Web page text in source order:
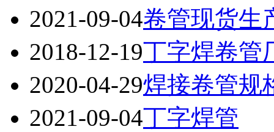
2021-09-04卷管现货生
2018-12-19丁字焊卷管
2020-04-29焊接卷管规
2021-09-04丁字焊管